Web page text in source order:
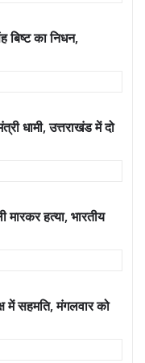
बिष्ट का निधन,
धामी, उत्तराखंड में दो
मारकर हत्या, भारतीय
में सहमति, मंगलवार को